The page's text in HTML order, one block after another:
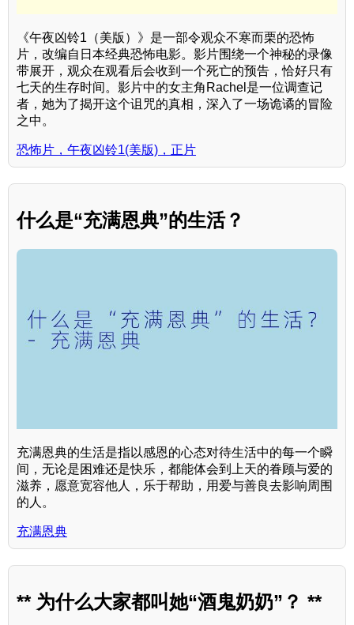
《午夜凶铃1（美版）》是一部令观众不寒而栗的恐怖
片，改编自日本经典恐怖电影。影片围绕一个神秘的录像
带展开，观众在观看后会收到一个死亡的预告，恰好只有
七天的生存时间。影片中的女主角Rachel是一位调查记
者，她为了揭开这个诅咒的真相，深入了一场诡谲的冒险
之中。
恐怖片，午夜凶铃1(美版)，正片
什么是“充满恩典”的生活？
充满恩典的生活是指以感恩的心态对待生活中的每一个瞬
间，无论是困难还是快乐，都能体会到上天的眷顾与爱的
滋养，愿意宽容他人，乐于帮助，用爱与善良去影响周围
的人。
充满恩典
** 为什么大家都叫她“酒鬼奶奶”？ **